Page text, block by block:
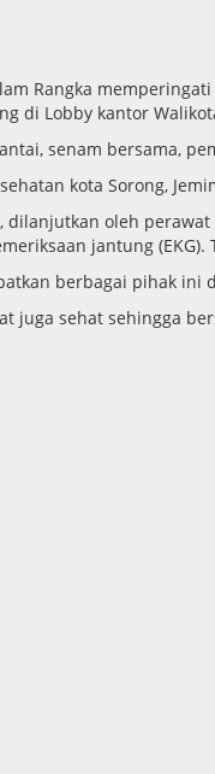
Rangka
di Lobby kantor
senam bersama,
kota Sorong,
dilanjutkan oleh
jantung
berbagai pihak
juga sehat sehingga